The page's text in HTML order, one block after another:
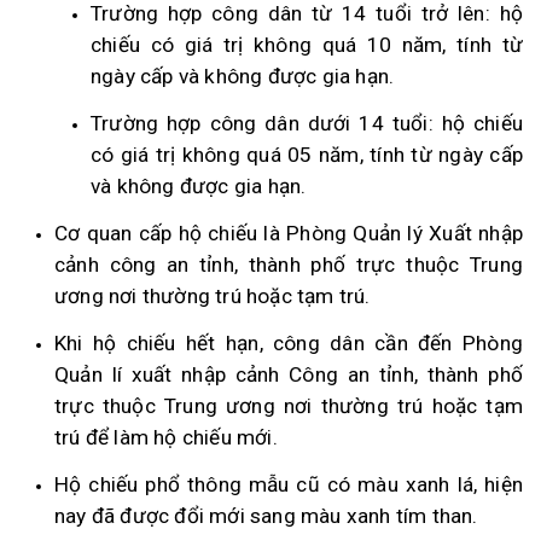
Trường hợp công dân từ 14 tuổi trở lên: hộ
chiếu có giá trị không quá 10 năm, tính từ
ngày cấp và không được gia hạn.
Trường hợp công dân dưới 14 tuổi: hộ chiếu
có giá trị không quá 05 năm, tính từ ngày cấp
và không được gia hạn.
Cơ quan cấp hộ chiếu là Phòng Quản lý Xuất nhập
cảnh công an tỉnh, thành phố trực thuộc Trung
ương nơi thường trú hoặc tạm trú.
Khi hộ chiếu hết hạn, công dân cần đến Phòng
Quản lí xuất nhập cảnh Công an tỉnh, thành phố
trực thuộc Trung ương nơi thường trú hoặc tạm
trú để làm hộ chiếu mới.
Hộ chiếu phổ thông mẫu cũ có màu xanh lá, hiện
nay đã được đổi mới sang màu xanh tím than.